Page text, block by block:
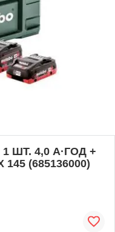
ШТ. 4,0 А·ГОД +
(685136000)